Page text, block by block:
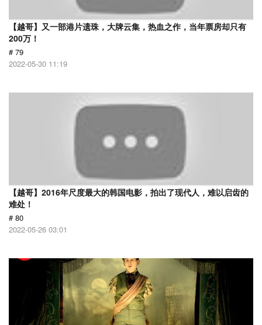
【越哥】又一部港片遗珠，大牌云集，热血之作，当年票房却只有
200万！
# 79
2022-05-30 11:19
【越哥】2016年尺度最大的韩国电影，拍出了现代人，难以启齿的
难处！
# 80
2022-05-26 03:01